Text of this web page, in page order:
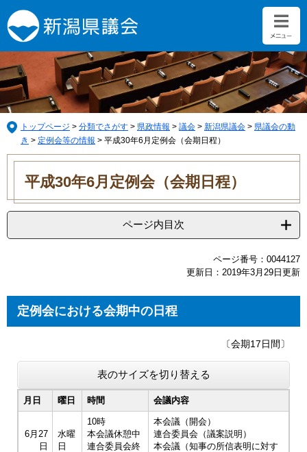
ー
ジ
の
先
頭
で
す。
ニ
ュ
ー
を
飛
ば
し
て
トップページ > 分類でさがす > 県政情報 > 議会 > 新潟県議会 > 県議会の動
き > 定例会等の情報 > 平成30年6月定例会（会期日程）
本
平成30年6月定例会（会期日程）
ページ内目次
ページ番号：0044127
更新日：2019年3月29日更新
定例会における会期中の日程
〔会期17日間〕
表のサイズを切り替える
月日 曜日 時間 会議内容
6月27
日
水曜
日
10時
本会議休憩中
連合委員会終
本会議（開会）
連合委員会（議案説明）
本会議（知事の所信表明に対す